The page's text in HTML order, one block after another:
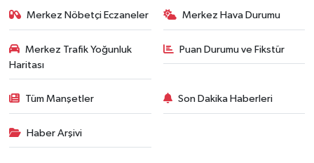
Merkez Nöbetçi Eczaneler Merkez Hava Durumu
Merkez Trafik Yoğunluk
Haritası
Puan Durumu ve Fikstür
Tüm Manşetler Son Dakika Haberleri
Haber Arşivi